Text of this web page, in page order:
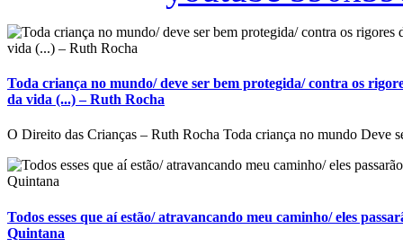
Toda criança no mundo/ deve ser bem protegida/ contra os
da vida (...) – Ruth Rocha
O Direito das Crianças – Ruth Rocha Toda criança no mundo Deve
Todos esses que aí estão/ atravancando meu caminho/ eles
Quintana